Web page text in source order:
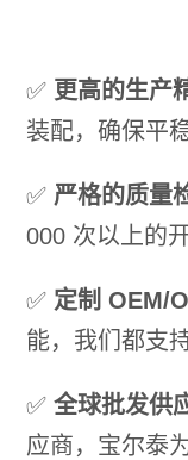
✅ 更高的生产
装配，确保平稳
✅ 严格的质量
000 次以上的
✅ 定制 OEM/
能，我们都支
✅ 全球批发供
应商，宝尔泰